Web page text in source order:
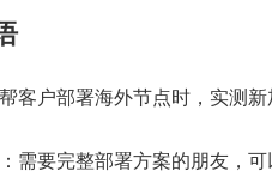
客户部署海外节点时，实测
：需要完整部署方案的朋友，